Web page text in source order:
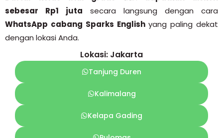
sebesar Rp1 juta secara langsung dengan cara
WhatsApp cabang Sparks Englishyang paling dekat
dengan lokasi Anda.
Lokasi: Jakarta
Tanjung Duren
Kalimalang
Kelapa Gading